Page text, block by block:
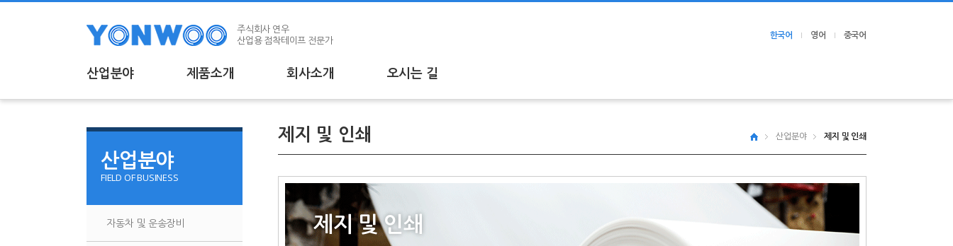
상단메뉴 바로가기
본문 바로가기
본문 하위메뉴 바로가기
하단 바로가기
주식회사 연우
산업용 점착테이프 전문가
한국어 영어 중국어
산업분야 제품소개 회사소개 오시는 길
산업분야
- 자동차 및 운송장비
제품소개
- 보호용테이프
- 양면 PET필름 테이프
- 양면 부직포 테이프
- 양면 폼 테이프
- About YONWOO
- 안산 본사 / 생산공장
- 군포 영업소 / 가공공장
산업분야
FIELD OF BUSINESS
자동차 및 운송장비
제지 및 인쇄 산업분야 제지 및 인쇄
제지 및 인쇄